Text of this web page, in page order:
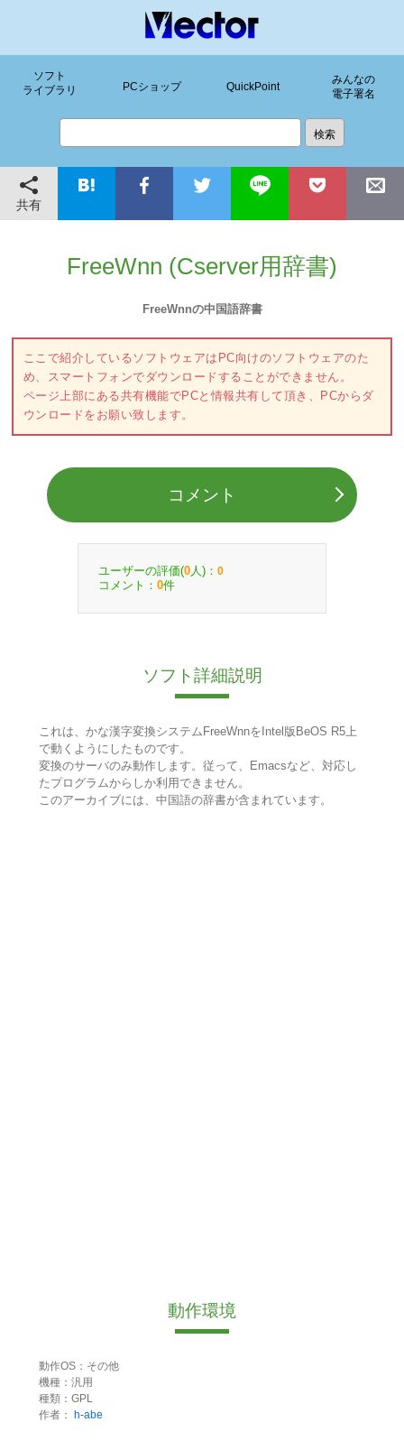
ソフト
ライブラリ
PCショップ QuickPoint
みんなの
電子署名
共有
FreeWnn (Cserver用辞書)
FreeWnnの中国語辞書
ここで紹介しているソフトウェアはPC向けのソフトウェアのた
め、スマートフォンでダウンロードすることができません。
ページ上部にある共有機能でPCと情報共有して頂き、PCからダ
ウンロードをお願い致します。
コメント
ユーザーの評価(0 人)： 0
コメント： 0件
ソフト詳細説明
これは、かな漢字変換システムFreeWnnをIntel版BeOS R5上
で動くようにしたものです。
変換のサーバのみ動作します。従って、Emacsなど、対応し
たプログラムからしか利用できません。
このアーカイブには、中国語の辞書が含まれています。
動作環境
動作OS：その他
機種：汎用
種類：GPL
作者：
h-abe